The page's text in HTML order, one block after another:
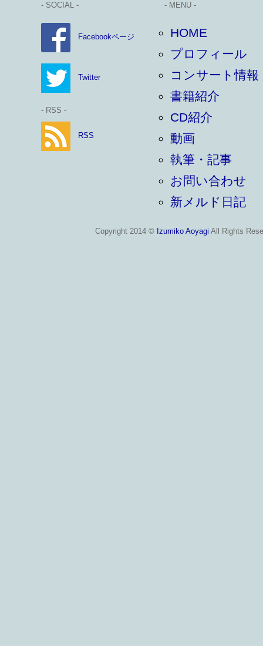
- SOCIAL -
Facebookページ
Twitter
- RSS -
RSS
- MENU -
HOME
プロフィール
コンサート情報
書籍紹介
CD紹介
動画
執筆・記事
お問い合わせ
新メルド日記
Copyright 2014 © Izumiko Aoyagi All Rights